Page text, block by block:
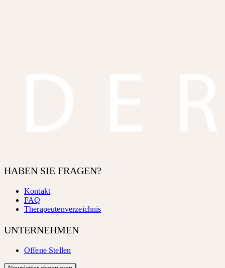
HABEN SIE FRAGEN?
Kontakt
FAQ
Therapeutenverzeichnis
UNTERNEHMEN
Offene Stellen